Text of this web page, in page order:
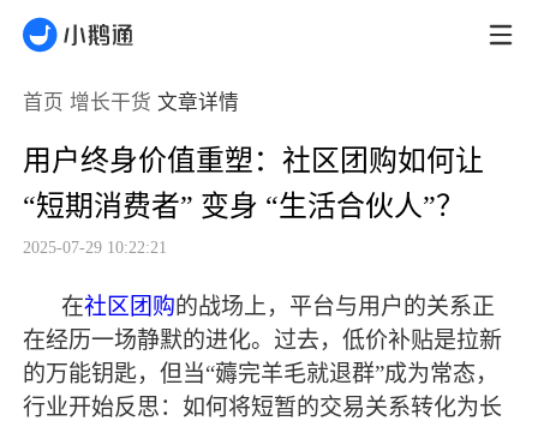
首页 增长干货 文章详情
用户终身价值重塑：社区团购如何让
“短期消费者” 变身 “生活合伙人”？
2025-07-29 10:22:21
在社区团购的战场上，平台与用户的关系正
在经历一场静默的进化。过去，低价补贴是拉新
的万能钥匙，但当“薅完羊毛就退群”成为常态，
行业开始反思：如何将短暂的交易关系转化为长